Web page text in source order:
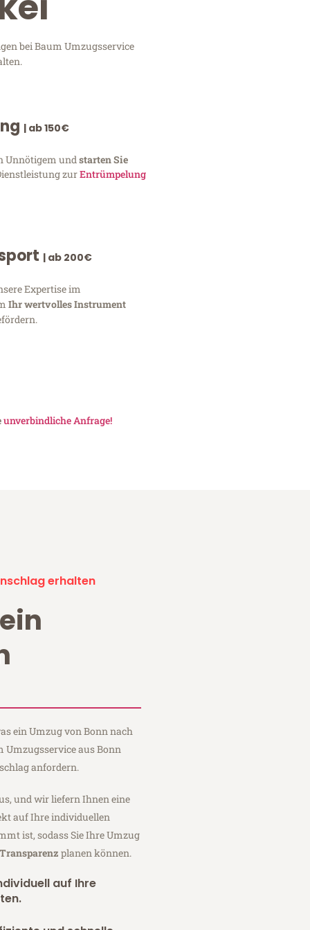
bei Baum Umzugsservice
| ab 150€
Unnötigem und starten Sie
zurEntrümpelung
| ab 200€
Expertise im
Ihr wertvolles Instrument
unverbindliche Anfrage!
erhalten
ein Umzug von Bonn nach
Umzugsservice aus Bonn
anfordern.
und wir liefern Ihnen eine
auf Ihre individuellen
ist, sodass Sie Ihre Umzug
planen können.
auf Ihre